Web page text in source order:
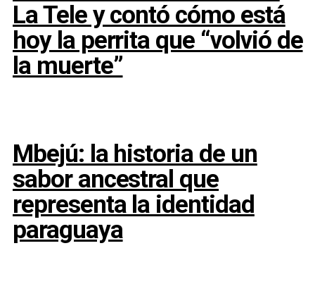
La Tele y contó cómo está
hoy la perrita que “volvió de
la muerte”
Mbejú: la historia de un
sabor ancestral que
representa la identidad
paraguaya